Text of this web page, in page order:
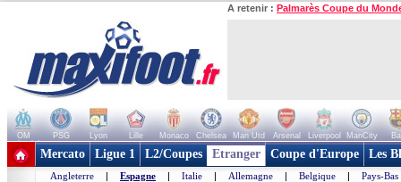
A retenir : Palmarès Coupe du
OM PSG Lyon Lille Monaco Chelsea Man Utd Arsenal Liverpool ManCity
+ de clubs
Mercato Ligue 1 L2/Coupes Etranger Coupe d'Europe Les
Angleterre | Espagne | Italie | Allemagne | Belgique | Pays-Bas